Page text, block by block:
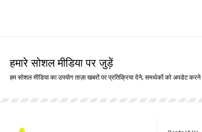
हमारे सोशल मीडिया पर जुड़ें
हम सोशल मीडिया का उपयोग ताज़ा खबरों पर प्रतिक्रिया देने, समर्थकों को अपडेट